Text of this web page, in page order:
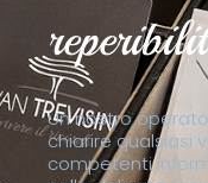
Un nostro
chiarire qualsiasi
competenti